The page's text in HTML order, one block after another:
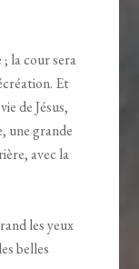
la cour sera
Et
de Jésus,
une grande
avec la
les yeux
belles